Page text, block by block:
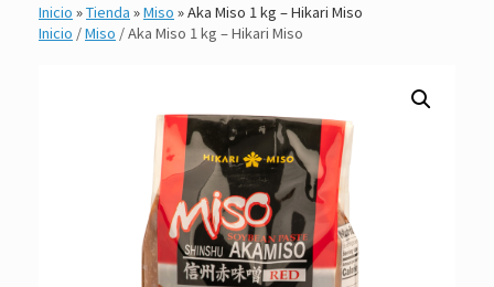
Inicio »Tienda »Miso »Aka Miso 1 kg – Hikari Miso
Inicio /Miso / Aka Miso 1 kg – Hikari Miso